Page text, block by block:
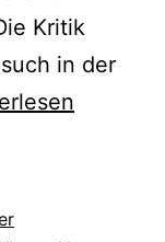
Kritik
in der